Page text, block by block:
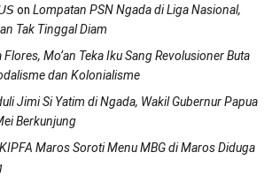
on Lompatan PSN Ngada di Liga Nasional,
Tak Tinggal Diam
Flores, Mo’an Teka Iku Sang Revolusioner Buta
dan Kolonialisme
Jimi Si Yatim di Ngada, Wakil Gubernur Papua
Berkunjung
Maros Soroti Menu MBG di Maros Diduga